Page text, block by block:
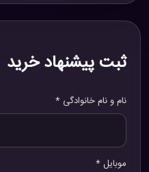
ثبت پیشنهاد خرید
نام و نام خانوادگی *
موبایل *